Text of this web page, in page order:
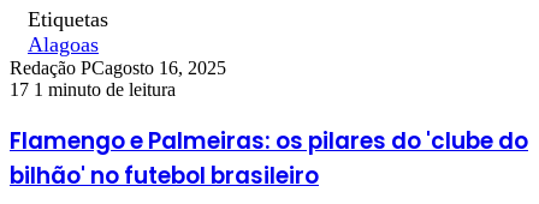
Etiquetas
Alagoas
Redação PCagosto 16, 2025
17 1 minuto de leitura
Flamengo e Palmeiras: os pilares do 'clube do
bilhão' no futebol brasileiro